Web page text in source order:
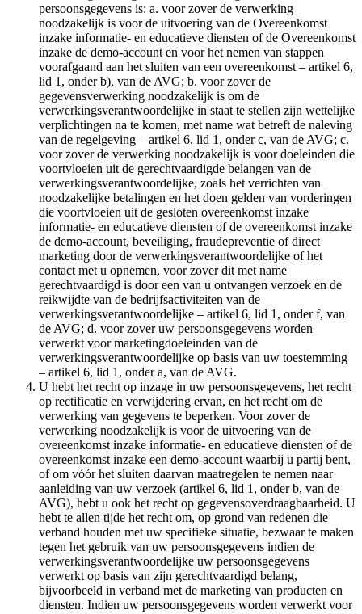
persoonsgegevens is: a. voor zover de verwerking
noodzakelijk is voor de uitvoering van de Overeenkomst
inzake informatie- en educatieve diensten of de Overeenkomst
inzake de demo-account en voor het nemen van stappen
voorafgaand aan het sluiten van een overeenkomst – artikel 6,
lid 1, onder b), van de AVG; b. voor zover de
gegevensverwerking noodzakelijk is om de
verwerkingsverantwoordelijke in staat te stellen zijn wettelijke
verplichtingen na te komen, met name wat betreft de naleving
van de regelgeving – artikel 6, lid 1, onder c, van de AVG; c.
voor zover de verwerking noodzakelijk is voor doeleinden die
voortvloeien uit de gerechtvaardigde belangen van de
verwerkingsverantwoordelijke, zoals het verrichten van
noodzakelijke betalingen en het doen gelden van vorderingen
die voortvloeien uit de gesloten overeenkomst inzake
informatie- en educatieve diensten of de overeenkomst inzake
de demo-account, beveiliging, fraudepreventie of direct
marketing door de verwerkingsverantwoordelijke of het
contact met u opnemen, voor zover dit met name
gerechtvaardigd is door een van u ontvangen verzoek en de
reikwijdte van de bedrijfsactiviteiten van de
verwerkingsverantwoordelijke – artikel 6, lid 1, onder f, van
de AVG; d. voor zover uw persoonsgegevens worden
verwerkt voor marketingdoeleinden van de
verwerkingsverantwoordelijke op basis van uw toestemming
– artikel 6, lid 1, onder a, van de AVG.
U hebt het recht op inzage in uw persoonsgegevens, het recht
op rectificatie en verwijdering ervan, en het recht om de
verwerking van gegevens te beperken. Voor zover de
verwerking noodzakelijk is voor de uitvoering van de
overeenkomst inzake informatie- en educatieve diensten of de
overeenkomst inzake een demo-account waarbij u partij bent,
of om vóór het sluiten daarvan maatregelen te nemen naar
aanleiding van uw verzoek (artikel 6, lid 1, onder b, van de
AVG), hebt u ook het recht op gegevensoverdraagbaarheid. U
hebt te allen tijde het recht om, op grond van redenen die
verband houden met uw specifieke situatie, bezwaar te maken
tegen het gebruik van uw persoonsgegevens indien de
verwerkingsverantwoordelijke uw persoonsgegevens
verwerkt op basis van zijn gerechtvaardigd belang,
bijvoorbeeld in verband met de marketing van producten en
diensten. Indien uw persoonsgegevens worden verwerkt voor